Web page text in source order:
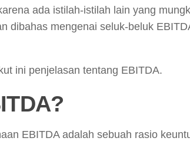
ada istilah-istilah lain yang
dibahas mengenai seluk-beluk
ini penjelasan tentang EBITDA.
EBITDA adalah sebuah rasio